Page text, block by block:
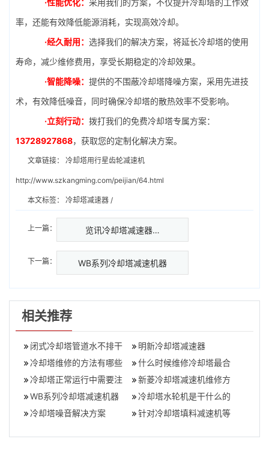
·性能优化： 采用我们的方案，不仅提升冷却塔的工作效
率，还能有效降低能源消耗，实现高效冷却。
·经久耐用： 选择我们的解决方案，将延长冷却塔的使用
寿命，减少维修费用，享受长期稳定的冷却效果。
·智能降噪： 提供的不围蔽冷却塔降噪方案，采用先进技
术，有效降低噪音，同时确保冷却塔的散热效率不受影响。
·立刻行动： 拨打我们的免费冷却塔专属方案：
13728927868，获取您的定制化解决方案。
文章链接： 冷却塔用行星齿轮减速机
http://www.szkangming.com/peijian/64.html
本文标签： 冷却塔减速器 /
上一篇： 览讯冷却塔减速器…
下一篇： WB系列冷却塔减速机器
相关推荐
闭式冷却塔管道水不排干
净的危害性有哪些
明新冷却塔减速器
冷却塔维修的方法有哪些
(冷却塔故障及处理方法)
什么时候维修冷却塔最合
适
冷却塔正常运行中需要注
意的问题(冷却塔运行注意
事项)
新菱冷却塔减速机维修方
法
WB系列冷却塔减速机器
冷却塔水轮机是干什么的
(冷却塔水轮机改造)
冷却塔噪音解决方案
针对冷却塔填料减速机等